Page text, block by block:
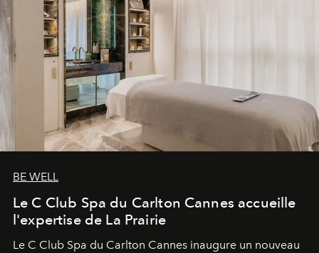
BE WELL
Le C Club Spa du Carlton Cannes accueille
l'expertise de La Prairie
Le C Club Spa du Carlton Cannes inaugure un nouveau